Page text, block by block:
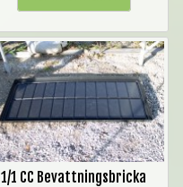
1/1 CC Bevattningsbricka